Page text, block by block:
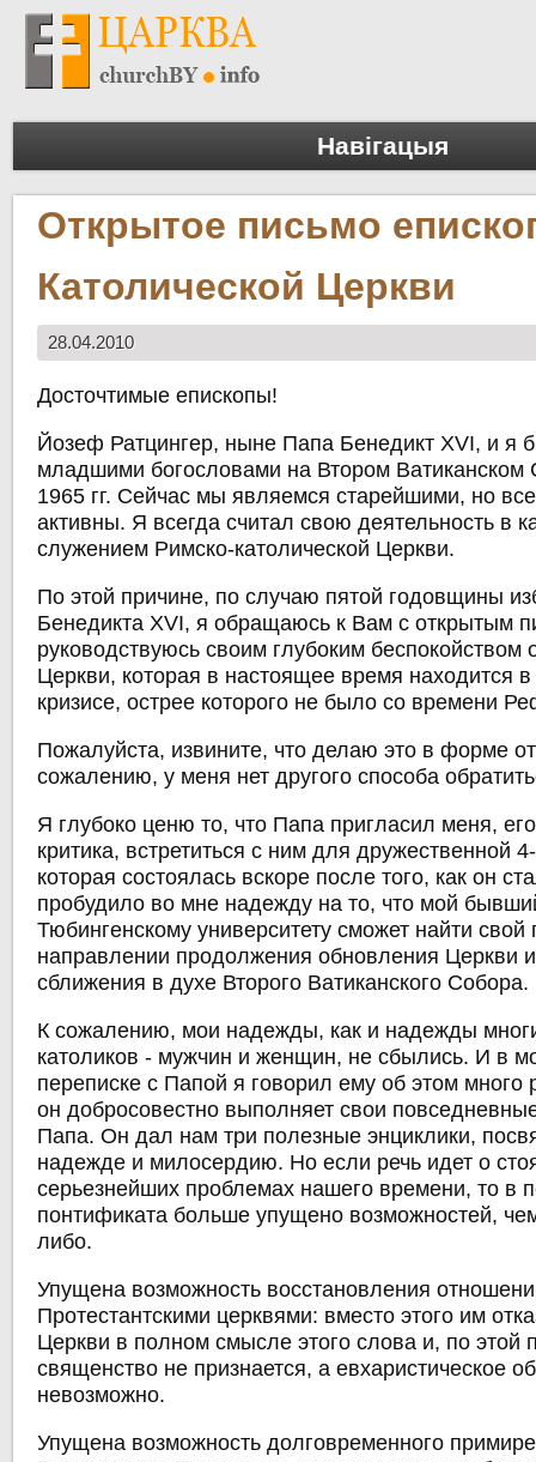
Навігацыя
Открытое письмо
Католической Церкви
28.04.2010
Досточтимые епископы!
Йозеф Ратцингер, ныне Папа Бенедикт XVI, и я
младшими богословами на Втором Ватиканском
1965 гг. Сейчас мы являемся старейшими, но
активны. Я всегда считал свою деятельность в
служением Римско-католической Церкви.
По этой причине, по случаю пятой годовщины
Бенедикта XVI, я обращаюсь к Вам с открытым
руководствуюсь своим глубоким беспокойством
Церкви, которая в настоящее время находится
кризисе, острее которого не было со времени
Пожалуйста, извините, что делаю это в форме
сожалению, у меня нет другого способа
Я глубоко ценю то, что Папа пригласил меня,
критика, встретиться с ним для дружественной
которая состоялась вскоре после того, как он
пробудило во мне надежду на то, что мой
Тюбингенскому университету сможет найти свой
направлении продолжения обновления Церкви и
сближения в духе Второго Ватиканского Собора.
К сожалению, мои надежды, как и надежды
католиков - мужчин и женщин, не сбылись. И в
переписке с Папой я говорил ему об этом много
он добросовестно выполняет свои
Папа. Он дал нам три полезные энциклики,
надежде и милосердию. Но если речь идет о
серьезнейших проблемах нашего времени, то в
понтификата больше упущено возможностей,
либо.
Упущена возможность восстановления
Протестантскими церквями: вместо этого им
Церкви в полном смысле этого слова и, по этой
священство не признается, а евхаристическое
невозможно.
Упущена возможность долговременного